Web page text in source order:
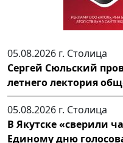
05.08.2026 г. Столица
Сергей Сюльский
летнего лектория
05.08.2026 г. Столица
В Якутске «сверили
Единому дню